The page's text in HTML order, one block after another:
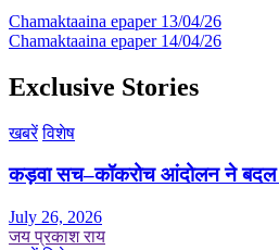
Chamaktaaina epaper 13/04/26
Chamaktaaina epaper 14/04/26
Exclusive Stories
खबरें विशेष
कड़वा सच–कॉकरोच आंदोलन ने बदल
July 26, 2026
जय प्रकाश राय